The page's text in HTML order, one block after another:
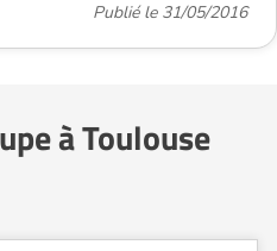
Publié le 31/05/2016
à Toulouse